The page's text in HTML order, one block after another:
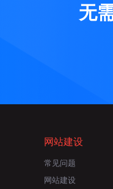
无
网站建设
常见问题
网站建设